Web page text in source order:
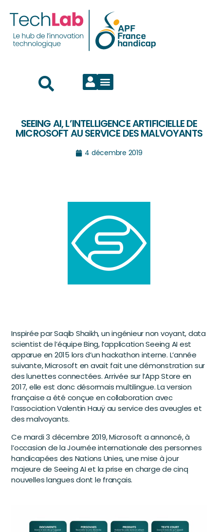
SEEING AI, L’INTELLIGENCE ARTIFICIELLE DE
MICROSOFT AU SERVICE DES MALVOYANTS
4 décembre 2019
Inspirée par Saqib Shaikh, un ingénieur non voyant, data
scientist de l’équipe Bing, l’application Seeing AI est
apparue en 2015 lors d’un hackathon interne. L’année
suivante, Microsoft en avait fait une démonstration sur
des lunettes connectées. Arrivée sur l’App Store en
2017, elle est donc désormais multilingue. La version
française a été conçue en collaboration avec
l’association Valentin Hauÿ au service des aveugles et
des malvoyants.
Ce mardi 3 décembre 2019, Microsoft a annoncé, à
l’occasion de la Journée internationale des personnes
handicapées des Nations Unies, une mise à jour
majeure de Seeing AI et la prise en charge de cinq
nouvelles langues dont le français.